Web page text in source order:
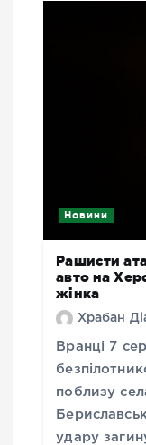
Новини
Рашисти
авто на
жінка
Храбан
Вранці 7
поблизу
удару